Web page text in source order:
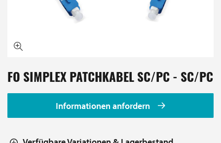
FO SIMPLEX PATCHKABEL SC/PC - SC/PC
Informationen anfordern